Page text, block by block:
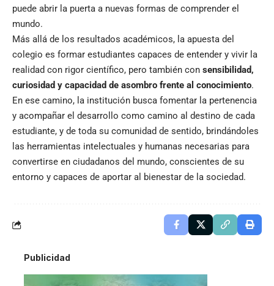
puede abrir la puerta a nuevas formas de comprender el
mundo.
Más allá de los resultados académicos, la apuesta del
colegio es formar estudiantes capaces de entender y vivir la
realidad con rigor científico, pero también con sensibilidad,
curiosidad y capacidad de asombro frente al conocimiento.
En ese camino, la institución busca fomentar la pertenencia
y acompañar el desarrollo como camino al destino de cada
estudiante, y de toda su comunidad de sentido, brindándoles
las herramientas intelectuales y humanas necesarias para
convertirse en ciudadanos del mundo, conscientes de su
entorno y capaces de aportar al bienestar de la sociedad.
Publicidad